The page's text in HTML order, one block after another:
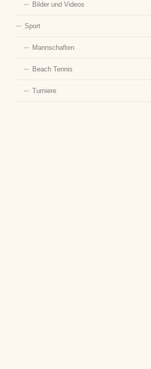
Bilder und Videos
Sport
Mannschaften
Beach Tennis
Turniere